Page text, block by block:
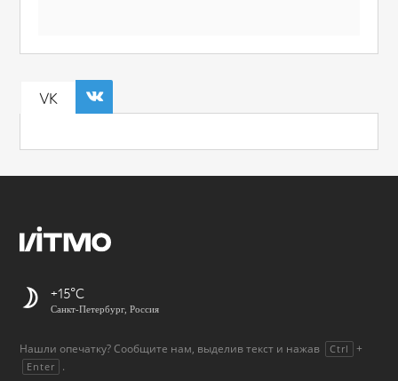
VK
+15
Санкт-Петербург, Россия
Нашли опечатку? Сообщите нам, выделив текст и нажав Ctrl +
Enter .